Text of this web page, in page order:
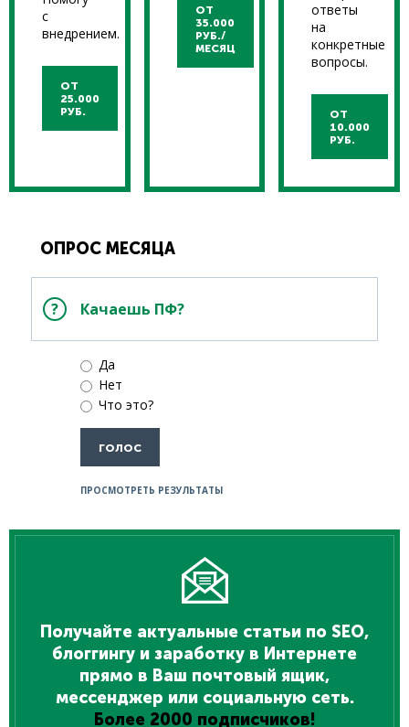
с
внедрением.
ОТ
25.000
РУБ.
ОТ
35.000
РУБ./
МЕСЯЦ
ответы
на
конкретные
вопросы.
ОТ
10.000
РУБ.
ОПРОС МЕСЯЦА
Качаешь ПФ?
Да
Нет
Что это?
ПРОСМОТРЕТЬ РЕЗУЛЬТАТЫ
Получайте актуальные статьи по SEO,
блоггингу и заработку в Интернете
прямо в Ваш почтовый ящик,
мессенджер или социальную сеть.
Более 2000 подписчиков!